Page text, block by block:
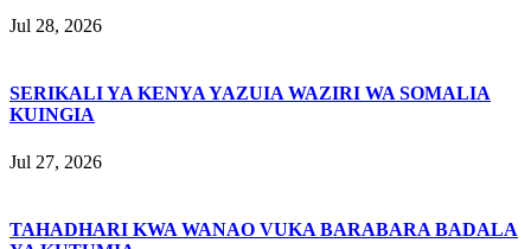
Jul 28, 2026
SERIKALI YA KENYA YAZUIA WAZIRI WA SOMALIA
KUINGIA
Jul 27, 2026
TAHADHARI KWA WANAO VUKA BARABARA BADALA